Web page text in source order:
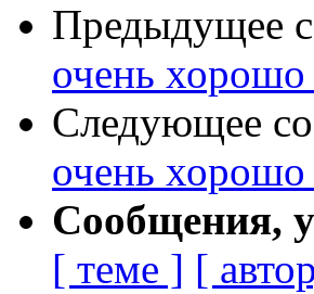
Предыдущее
очень
Следующее
очень
Сообщения,
[ теме ] [